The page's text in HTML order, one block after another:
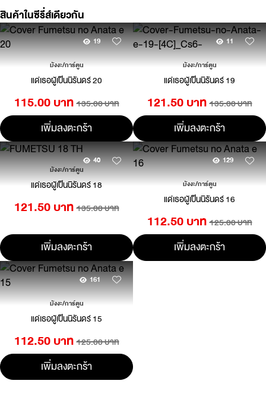
สินค้าในซีรี่ส์เดียวกัน
19
มังงะ/การ์ตูน
แด่เธอผู้เป็นนิรันดร์ 20
115.00 บาท 135.00 บาท
เพิ่มลงตะกร้า
11
มังงะ/การ์ตูน
แด่เธอผู้เป็นนิรันดร์ 19
121.50 บาท 135.00 บาท
เพิ่มลงตะกร้า
40
มังงะ/การ์ตูน
แด่เธอผู้เป็นนิรันดร์ 18
121.50 บาท 135.00 บาท
เพิ่มลงตะกร้า
129
มังงะ/การ์ตูน
แด่เธอผู้เป็นนิรันดร์ 16
112.50 บาท 125.00 บาท
เพิ่มลงตะกร้า
161
มังงะ/การ์ตูน
แด่เธอผู้เป็นนิรันดร์ 15
112.50 บาท 125.00 บาท
เพิ่มลงตะกร้า